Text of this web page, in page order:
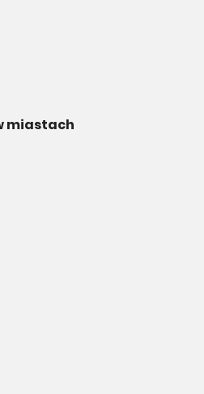
miastach